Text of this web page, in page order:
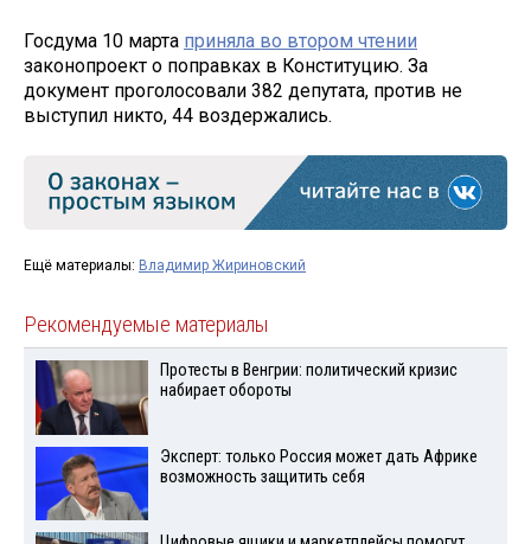
Госдума 10 марта приняла во втором чтении
законопроект о поправках в Конституцию. За
документ проголосовали 382 депутата, против не
выступил никто, 44 воздержались.
Ещё материалы: Владимир Жириновский
Рекомендуемые материалы
Протесты в Венгрии: политический кризис
набирает обороты
Эксперт: только Россия может дать Африке
возможность защитить себя